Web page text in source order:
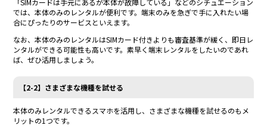
「SIMカードは手元にあるが本体が故障している」などのシチュエーション
では、本体のみのレンタルが便利です。端末のみを急ぎで手に入れたい場
合にぴったりのサービスといえます。
なお、本体のみのレンタルはSIMカード付きよりも審査基準が緩く、即日レ
ンタルができる可能性も高いです。素早く端末レンタルをしたいのであれ
ば、ぜひ活用しましょう。
【2-2】さまざまな機種を試せる
本体のみレンタルできるスマホを活用し、さまざまな機種を試せるのもメ
リットの1つです。